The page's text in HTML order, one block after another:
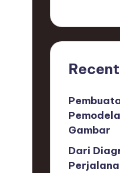
Gambar
Dari